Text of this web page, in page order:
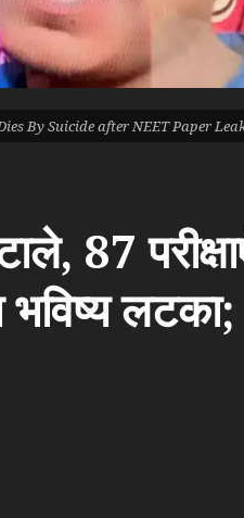
87
भविष्य
By Suicide after NEET Paper